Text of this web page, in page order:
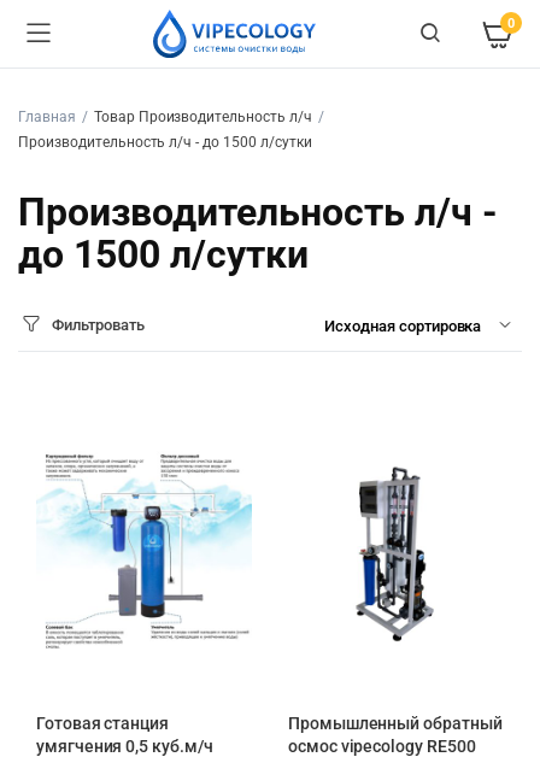
0
Главная
Товар Производительность л/ч
Производительность л/ч - до 1500 л/сутки
Производительность л/ч -
до 1500 л/сутки
Фильтровать
Готовая станция
умягчения 0,5 куб.м/ч
Промышленный обратный
осмос vipecology RE500